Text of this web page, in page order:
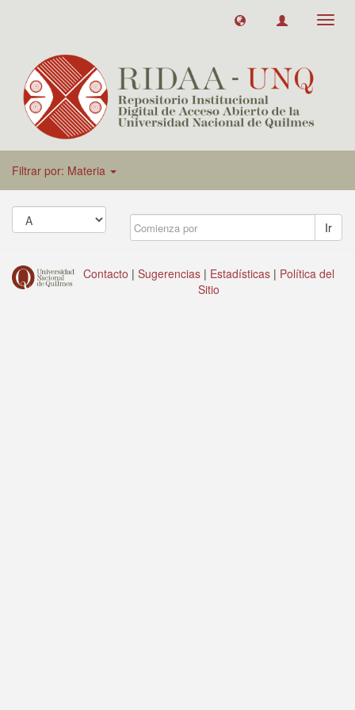
Filtrar por: Materia
Ir
Contacto | Sugerencias | Estadísticas | Política del
Sitio